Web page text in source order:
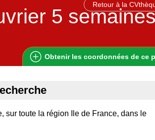
Retour à la
5
Obtenir les coordonnées de ce
sur toute la région Ile de France, dans le